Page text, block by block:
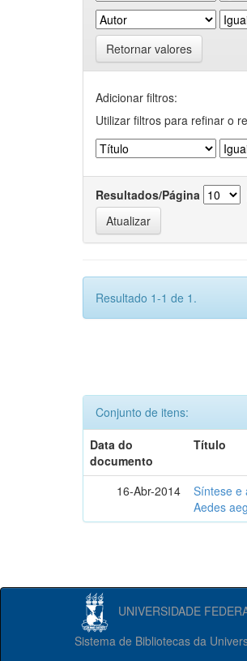
Retornar valores
Adicionar filtros:
Utilizar filtros para refinar o
Resultados/Página
Resultado 1-1 de 1.
Conjunto de itens:
Data do
documento
Título
16-Abr-2014
Síntese e
Aedes
UNIVERSIDADE
Sistema de Bibliotecas da